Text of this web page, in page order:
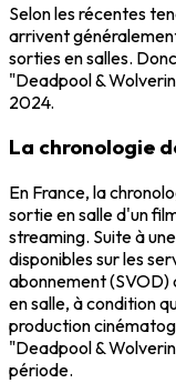
Selon les récentes
arrivent
sorties en salles.
"Deadpool &
2024.
La chronologie
En France, la
sortie en salle d'un
streaming. Suite à
disponibles sur les
abonnement (SVOD)
en salle, à condition
production
"Deadpool &
période.